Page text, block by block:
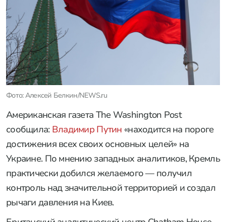
Фото: Алексей Белкин/NEWS.ru
Американская газета The Washington Post
сообщила: Владимир Путин «находится на пороге
достижения всех своих основных целей» на
Украине. По мнению западных аналитиков, Кремль
практически добился желаемого — получил
контроль над значительной территорией и создал
рычаги давления на Киев.